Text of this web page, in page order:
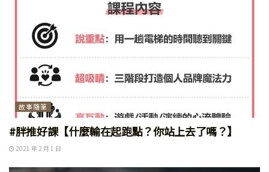
故事隨筆
#胖推好課【什麼輸在起跑點？你站上去了嗎？】
2021 年 2 月 1 日